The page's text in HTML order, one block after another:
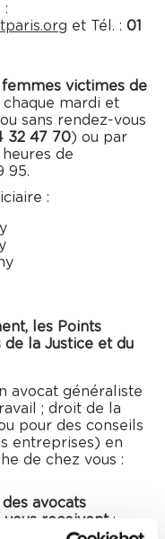
:
et Tél. : 01
femmes victimes de
chaque mardi et
sans rendez-vous
32 47 70) ou par
de
95.
:
les Points
de la Justice et du
avocat généraliste
; droit de la
pour des conseils
entreprises) en
de chez vous :
avocats
vous reçoivent: